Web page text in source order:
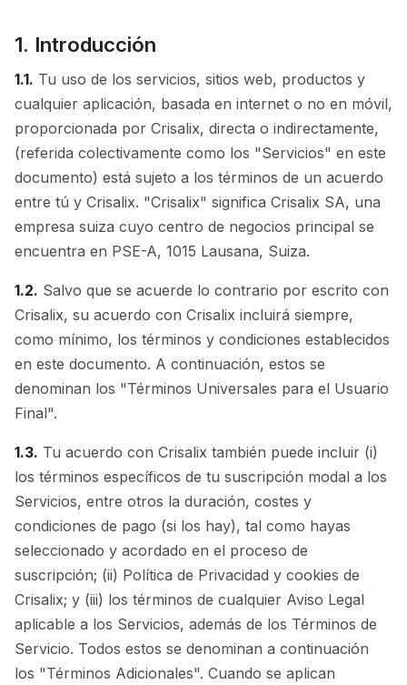
1. Introducción
1.1. Tu uso de los servicios, sitios web, productos y
cualquier aplicación, basada en internet o no en móvil,
proporcionada por Crisalix, directa o indirectamente,
(referida colectivamente como los "Servicios" en este
documento) está sujeto a los términos de un acuerdo
entre tú y Crisalix. "Crisalix" significa Crisalix SA, una
empresa suiza cuyo centro de negocios principal se
encuentra en PSE-A, 1015 Lausana, Suiza.
1.2. Salvo que se acuerde lo contrario por escrito con
Crisalix, su acuerdo con Crisalix incluirá siempre,
como mínimo, los términos y condiciones establecidos
en este documento. A continuación, estos se
denominan los "Términos Universales para el Usuario
Final".
1.3. Tu acuerdo con Crisalix también puede incluir (i)
los términos específicos de tu suscripción modal a los
Servicios, entre otros la duración, costes y
condiciones de pago (si los hay), tal como hayas
seleccionado y acordado en el proceso de
suscripción; (ii) Política de Privacidad y cookies de
Crisalix; y (iii) los términos de cualquier Aviso Legal
aplicable a los Servicios, además de los Términos de
Servicio. Todos estos se denominan a continuación
los "Términos Adicionales". Cuando se aplican